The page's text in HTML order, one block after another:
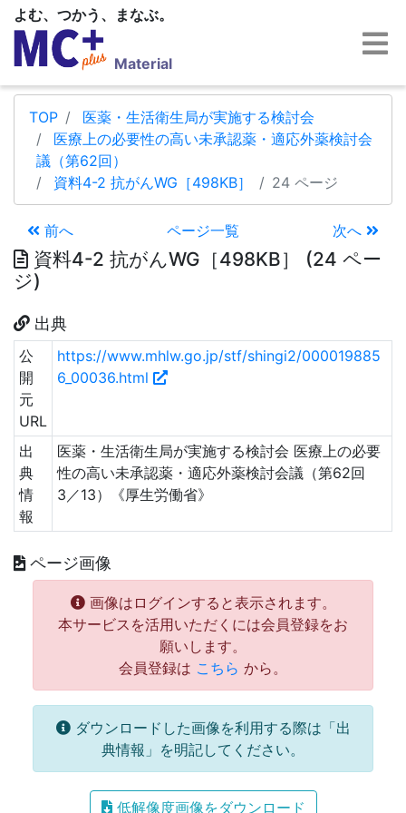
よむ、つかう、まなぶ。
Material
TOP
医薬・生活衛生局が実施する検討会
医療上の必要性の高い未承認薬・適応外薬検討会
議（第62回）
資料4-2 抗がんWG［498KB］
24 ページ
前へ ページ一覧 次へ
資料4-2 抗がんWG［498KB］ (24 ペー
ジ)
出典
公
開
元
URL
https://www.mhlw.go.jp/stf/shingi2/000019885
6_00036.html
出
典
情
報
医薬・生活衛生局が実施する検討会 医療上の必要
性の高い未承認薬・適応外薬検討会議（第62回
3／13）《厚生労働省》
ページ画像
画像はログインすると表示されます。
本サービスを活用いただくには会員登録をお
願いします。
会員登録は こちら から。
ダウンロードした画像を利用する際は「出
典情報」を明記してください。
低解像度画像をダウンロード